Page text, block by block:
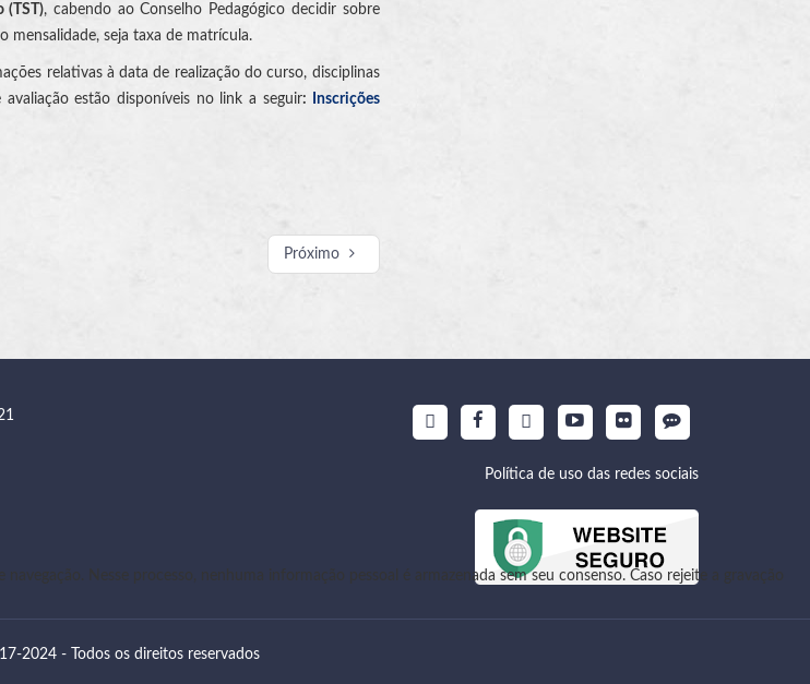
(TST), cabendo ao Conselho Pedagógico decidir sobre
mensalidade, seja taxa de matrícula.
relativas à data de realização do curso, disciplinas
estão disponíveis no link a seguir:
Inscrições
Próximo
Política de uso das redes sociais
2024 - Todos os direitos reservados
Nesse processo, nenhuma informação pessoal é armazenada sem seu consenso. Caso rejeite a gravação